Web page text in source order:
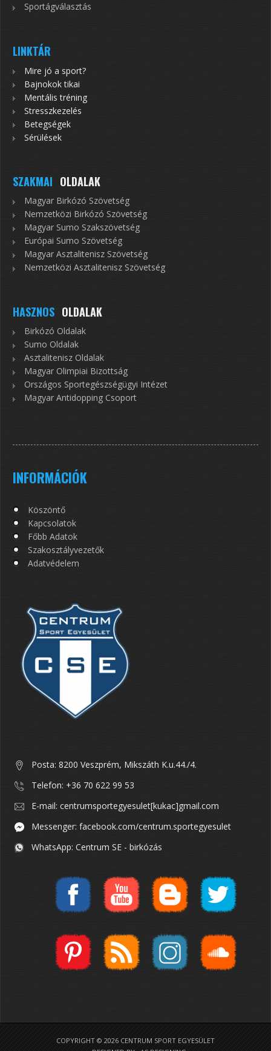
Sportágválasztás
LINKTÁR
Mire jó a sport?
Bajnokok tikai
Mentális tréning
Stresszkezelés
Betegségek
Sérülések
SZAKMAI OLDALAK
Magyar Birkózó Szövetség
Nemzetközi Birkózó Szövetség
Magyar Sumo Szakszövetség
Európai Sumo Szövetség
Magyar Asztalitenisz Szövetség
Nemzetközi Asztalitenisz Szövetség
HASZNOS OLDALAK
Birkózó Oldalak
Sumo Oldalak
Asztalitenisz Oldalak
Magyar Olimpiai Bizottság
Országos Sportegészségügyi Intézet
Magyar Antidopping Csoport
INFORMÁCIÓK
Köszöntő
Kapcsolatok
Főbb Adatok
Szakosztályvezetők
Adatvédelem
Posta: 8200 Veszprém, Mikszáth K.u.44./4.
Telefon: +36 70 622 99 53
E-mail: centrumsportegyesulet[kukac]gmail.com
Messenger: facebook.com/centrum.sportegyesulet
WhatsApp: Centrum SE - birkózás
COPYRIGHT © 2026 CENTRUM SPORT EGYESÜLET